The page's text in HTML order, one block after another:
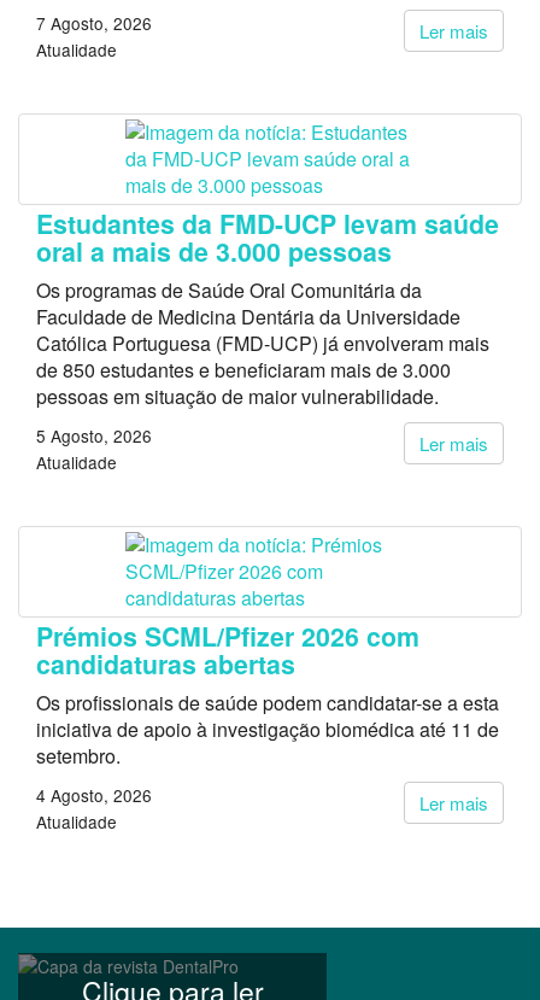
Ler mais
7 Agosto, 2026
Atualidade
Estudantes da FMD-UCP levam saúde
oral a mais de 3.000 pessoas
Os programas de Saúde Oral Comunitária da
Faculdade de Medicina Dentária da Universidade
Católica Portuguesa (FMD-UCP) já envolveram mais
de 850 estudantes e beneficiaram mais de 3.000
pessoas em situação de maior vulnerabilidade.
Ler mais
5 Agosto, 2026
Atualidade
Prémios SCML/Pfizer 2026 com
candidaturas abertas
Os profissionais de saúde podem candidatar-se a esta
iniciativa de apoio à investigação biomédica até 11 de
setembro.
Ler mais
4 Agosto, 2026
Atualidade
Clique para ler